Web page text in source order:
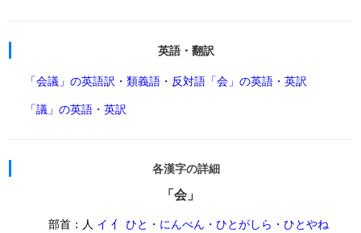
英語・翻訳
「会議」の英語訳・類義語・反対語 「会」の英語・英訳
「議」の英語・英訳
各漢字の詳細
「会」
部首：人 イ 亻 ひと・にんべん・ひとがしら・ひとやね